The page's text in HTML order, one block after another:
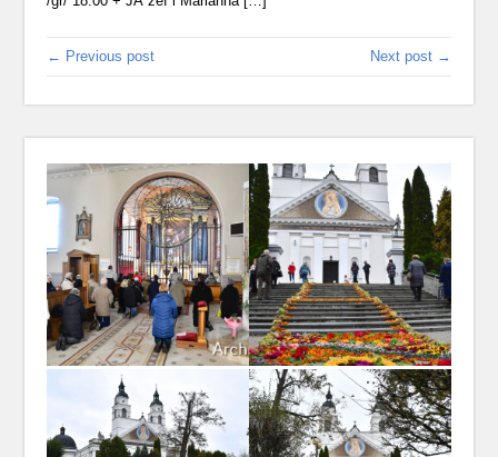
← Previous post Next post →